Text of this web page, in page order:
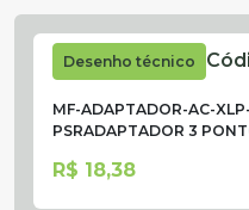
Desenho técnico
MF-ADAPTADOR-AC-
PSRADAPTADOR 3
R$ 18,38